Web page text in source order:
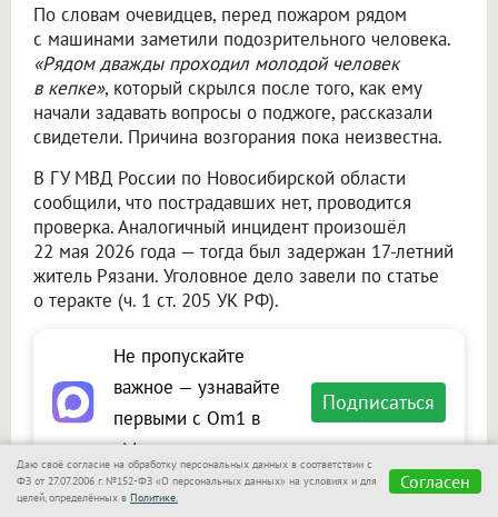
По словам очевидцев, перед пожаром рядом
с машинами заметили подозрительного человека.
«Рядом дважды проходил молодой человек
в кепке», который скрылся после того, как ему
начали задавать вопросы о поджоге, рассказали
свидетели. Причина возгорания пока неизвестна.
В ГУ МВД России по Новосибирской области
сообщили, что пострадавших нет, проводится
проверка. Аналогичный инцидент произошёл
22 мая 2026 года — тогда был задержан 17-летний
житель Рязани. Уголовное дело завели по статье
о теракте (ч. 1 ст. 205 УК РФ).
Не пропускайте
важное — узнавайте
первыми с Om1 в
«Макс»
Подписаться
Даю своё согласие на обработку персональных данных в соответствии с
ФЗ от 27.07.2006 г. №152-ФЗ «О персональных данных» на условиях и для
целей, определённых в Политике.
Согласен